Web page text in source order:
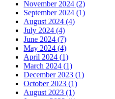
November 2024 (2)
September 2024 (1)
August 2024 (4)
July 2024 (4)
June 2024 (7)
May 2024 (4)
April 2024 (1)
March 2024 (1)
December 2023 (1)
October 2023 (1)
August 2023 (1)